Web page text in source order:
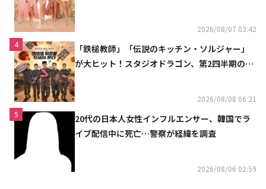
2026/08/07 03:42
4
「鉄槌教師」「伝説のキッチン・ソルジャー」
が大ヒット！スタジオドラゴン、第2四半期の売
2026/08/08 06:21
5
20代の日本人女性インフルエンサー、韓国でラ
イブ配信中に死亡…警察が経緯を調査
2026/08/06 02:59